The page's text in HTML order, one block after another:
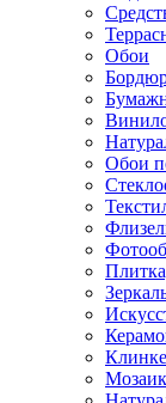
Обои
Обои